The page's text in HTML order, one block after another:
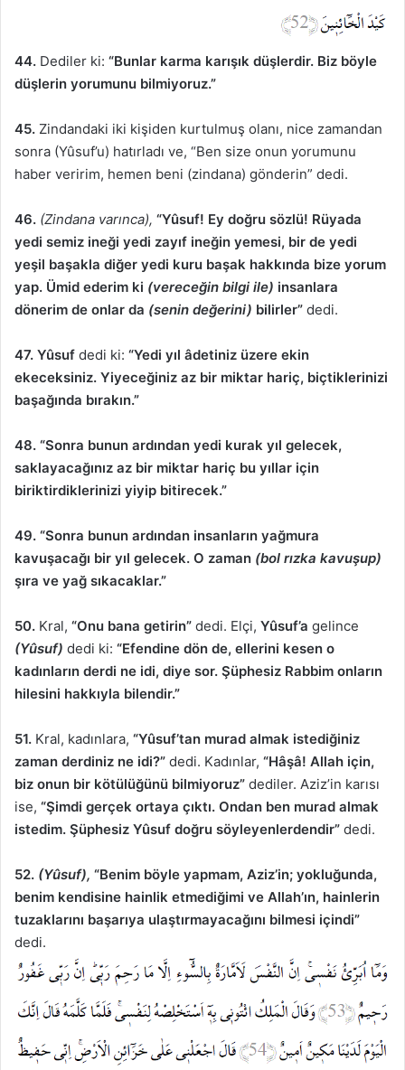
44. Dediler ki: “Bunlar karma karışık düşlerdir. Biz böyle
düşlerin yorumunu bilmiyoruz.”
45. Zindandaki iki kişiden kurtulmuş olanı, nice zamandan
sonra (Yûsuf’u) hatırladı ve, “Ben size onun yorumunu
haber veririm, hemen beni (zindana) gönderin” dedi.
46. (Zindana varınca), “Yûsuf! Ey doğru sözlü! Rüyada
yedi semiz ineği yedi zayıf ineğin yemesi, bir de yedi
yeşil başakla diğer yedi kuru başak hakkında bize yorum
yap. Ümid ederim ki (vereceğin bilgi ile) insanlara
dönerim de onlar da (senin değerini) bilirler” dedi.
47. Yûsuf dedi ki: “Yedi yıl âdetiniz üzere ekin
ekeceksiniz. Yiyeceğiniz az bir miktar hariç, biçtiklerinizi
başağında bırakın.”
48. “Sonra bunun ardından yedi kurak yıl gelecek,
saklayacağınız az bir miktar hariç bu yıllar için
biriktirdiklerinizi yiyip bitirecek.”
49. “Sonra bunun ardından insanların yağmura
kavuşacağı bir yıl gelecek. O zaman (bol rızka kavuşup)
şıra ve yağ sıkacaklar.”
50. Kral, “Onu bana getirin” dedi. Elçi, Yûsuf’a gelince
(Yûsuf) dedi ki: “Efendine dön de, ellerini kesen o
kadınların derdi ne idi, diye sor. Şüphesiz Rabbim onların
hilesini hakkıyla bilendir.”
51. Kral, kadınlara, “Yûsuf’tan murad almak istediğiniz
zaman derdiniz ne idi?” dedi. Kadınlar, “Hâşâ! Allah için,
biz onun bir kötülüğünü bilmiyoruz” dediler. Aziz’in karısı
ise, “Şimdi gerçek ortaya çıktı. Ondan ben murad almak
istedim. Şüphesiz Yûsuf doğru söyleyenlerdendir” dedi.
52. (Yûsuf), “Benim böyle yapmam, Aziz’in; yokluğunda,
benim kendisine hainlik etmediğimi ve Allah’ın, hainlerin
tuzaklarını başarıya ulaştırmayacağını bilmesi içindi”
dedi.